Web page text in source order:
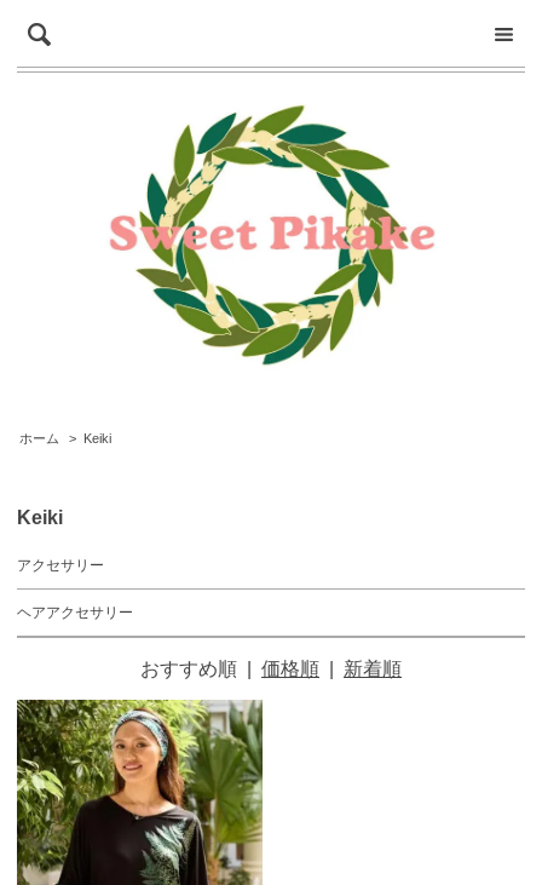
ホーム > Keiki
Keiki
アクセサリー
ヘアアクセサリー
おすすめ順 価格順 新着順